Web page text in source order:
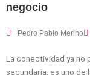
negocio
Pedro Pablo Merino
La conectividad ya no
secundaria: es uno